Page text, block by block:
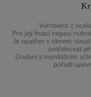
Vyrobeno z
Pro její fixaci nejsou
Je opatřen s oknem
potřebovat
Dodaní s montážním
pořadí